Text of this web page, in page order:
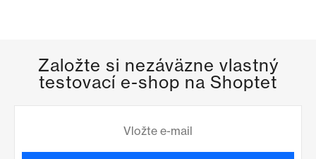
Založte si nezáväzne vlastný
testovací e-shop na Shoptet